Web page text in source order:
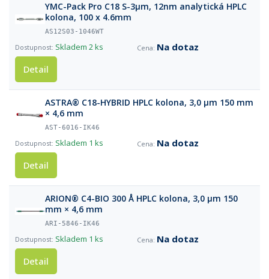
YMC-Pack Pro C18 S-3µm, 12nm analytická HPLC
kolona, 100 x 4.6mm
AS12S03-1046WT
Skladem 2 ks
Na dotaz
Detail
ASTRA® C18-HYBRID HPLC kolona, 3,0 µm 150 mm
× 4,6 mm
AST-6016-IK46
Skladem 1 ks
Na dotaz
Detail
ARION® C4-BIO 300 Å HPLC kolona, 3,0 µm 150
mm × 4,6 mm
ARI-5846-IK46
Skladem 1 ks
Na dotaz
Detail